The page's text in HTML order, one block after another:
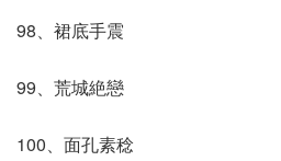
98、裙底手震
99、荒城絶戀
100、面孔素稔